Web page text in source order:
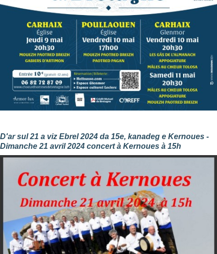
D'ar sul 21 a viz Ebrel 2024 da 15e, kanadeg e Kernoues -
Dimanche 21 avril 2024 concert à Kernoues à 15h